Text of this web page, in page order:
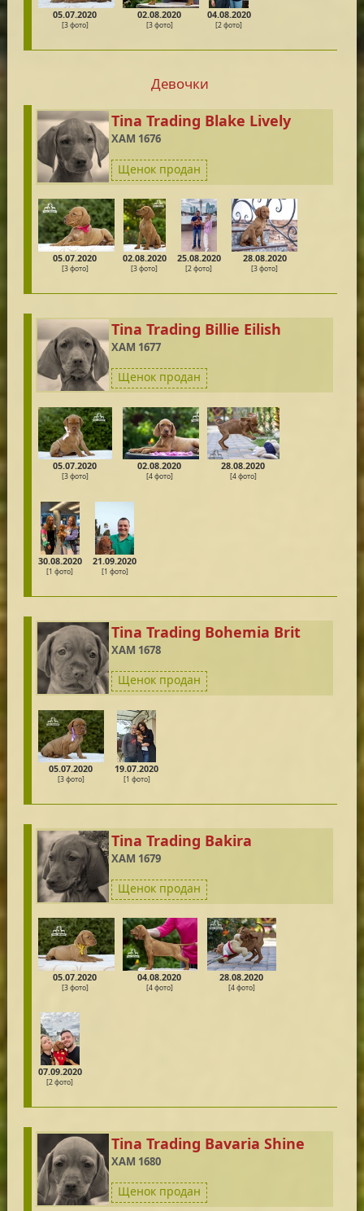
05.07.2020
[3 фото]
02.08.2020
[3 фото]
04.08.2020
[2 фото]
Девочки
Tina Trading Blake Lively
XAM 1676
Щенок продан
05.07.2020
[3 фото]
02.08.2020
[3 фото]
25.08.2020
[2 фото]
28.08.2020
[3 фото]
Tina Trading Billie Eilish
XAM 1677
Щенок продан
05.07.2020
[3 фото]
02.08.2020
[4 фото]
28.08.2020
[4 фото]
30.08.2020
[1 фото]
21.09.2020
[1 фото]
Tina Trading Bohemia Brit
XAM 1678
Щенок продан
05.07.2020
[3 фото]
19.07.2020
[1 фото]
Tina Trading Bakira
XAM 1679
Щенок продан
05.07.2020
[3 фото]
04.08.2020
[4 фото]
28.08.2020
[4 фото]
07.09.2020
[2 фото]
Tina Trading Bavaria Shine
XAM 1680
Щенок продан